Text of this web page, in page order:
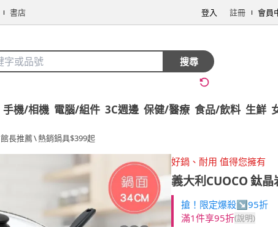
書店 登入 註冊 會員
搜尋
手機/相機 電腦/組件 3C週邊 保健/醫療 食品/飲料 生鮮
館長推薦\熱銷鍋具$399起
好鍋、耐用 值得您擁有
義大利CUOCO鈦晶
搶！限定爆殺↘95折
滿1件享95折(說明)